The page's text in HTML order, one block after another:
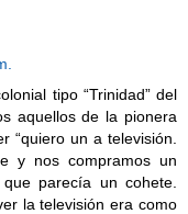
tipo “Trinidad” del
aquellos de la pionera
“quiero un a televisión.
y nos compramos un
parecía un cohete.
la televisión era como